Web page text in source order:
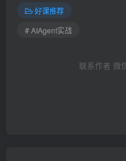
好课推荐
# AIAgent实战
联系作者 微